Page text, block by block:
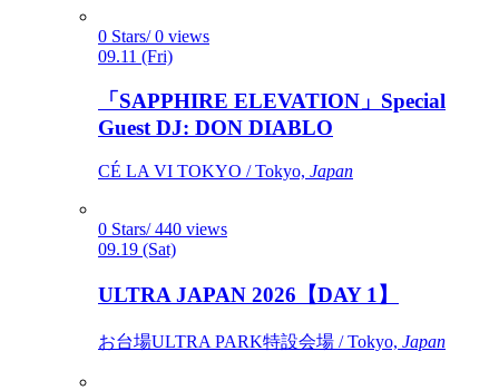
0 Stars/ 0 views
09.11 (Fri)
「SAPPHIRE ELEVATION」Special
Guest DJ: DON DIABLO
CÉ LA VI TOKYO / Tokyo, Japan
0 Stars/ 440 views
09.19 (Sat)
ULTRA JAPAN 2026【DAY 1】
お台場ULTRA PARK特設会場 / Tokyo, Japan